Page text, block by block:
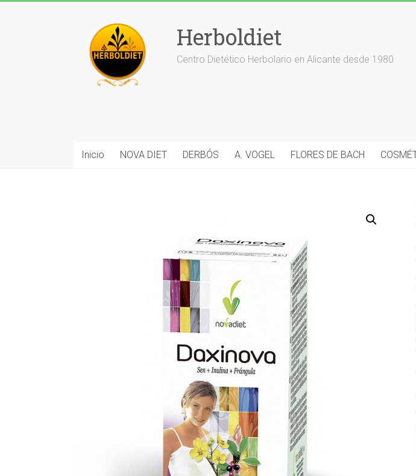
Herboldiet
Centro Dietético Herbolario en Alicante desde 1980
Inicio NOVA DIET DERBÓS A. VOGEL FLORES DE BACH